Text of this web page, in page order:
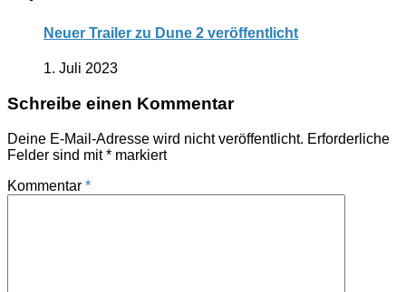
Neuer Trailer zu Dune 2 veröffentlicht
1. Juli 2023
Schreibe einen Kommentar
Deine E-Mail-Adresse wird nicht veröffentlicht. Erforderliche
Felder sind mit* markiert
Kommentar *